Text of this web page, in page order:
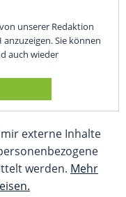
unserer Redaktion
Sie können
auch wieder
externe Inhalte
werden. Mehr